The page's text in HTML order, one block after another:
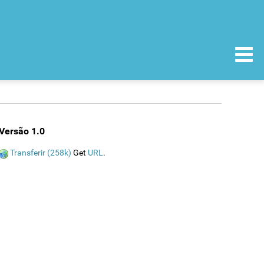
1.0
Transferir (258k) Get URL.